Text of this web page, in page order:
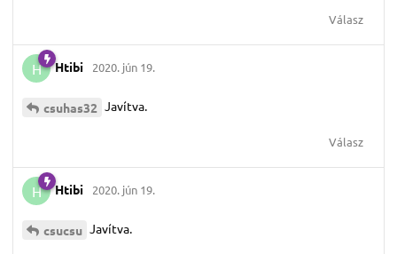
Válasz
H Htibi 2020. jún 19.
csuhas32 Javítva.
Válasz
H Htibi 2020. jún 19.
csucsu Javítva.